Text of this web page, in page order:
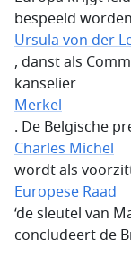
bespeeld
Ursula von der
, danst als
kanselier
Merkel
. De Belgische
Charles Michel
wordt als
Europese Raad
‘de sleutel van
concludeert de